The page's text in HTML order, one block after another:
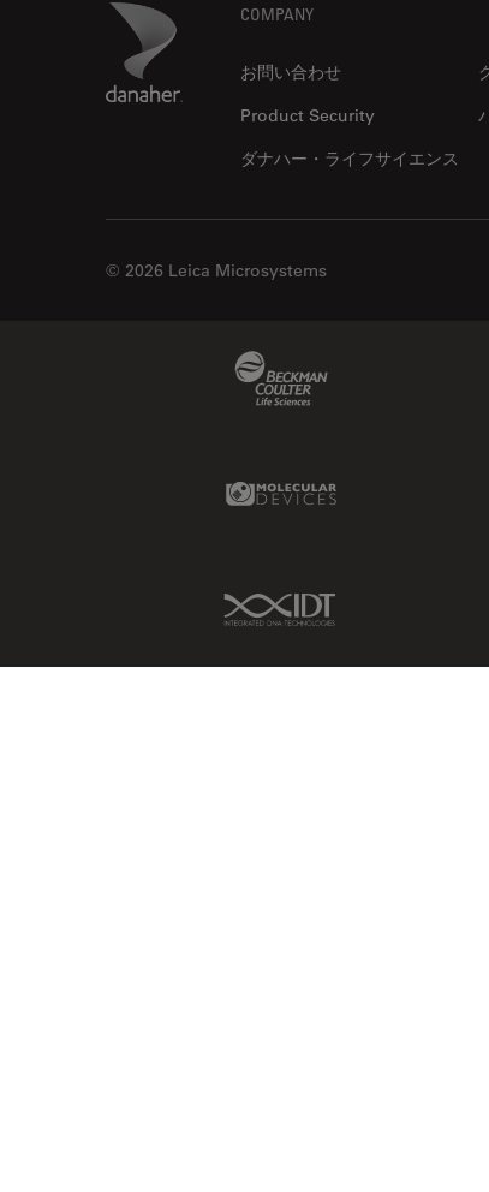
Danaher Logo COMPANY
お問い合わせ
Product Security
ダナハー・ライフサイエンス
© 2026 Leica Microsystems
Molecular Devices Link
IDT Link